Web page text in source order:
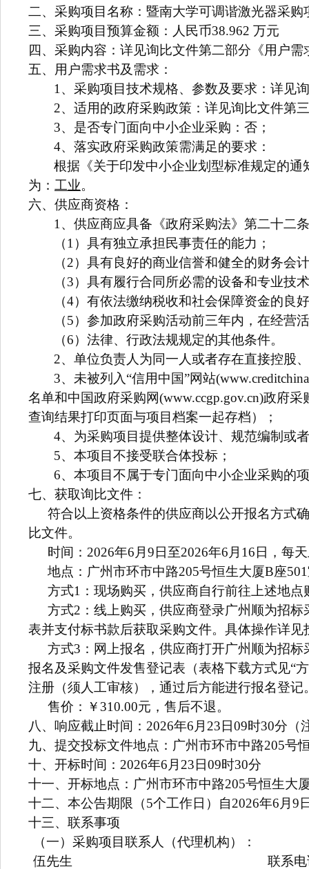
二、采购项目名称： 暨南大学可调谐激光器采购
三、采购项目预算金额：人民币38.962 万元
四、采购内容：详见询比文件第二部分《用户
五、用户需求书及需求：
1 、采购项目技术规格、参数及要求：详见
2、 适用的政府采购政策： 详见询比文件第
3、是否专门面向中小企业采购：否；
4、落实政府采购政策需满足的要求：
根据《关于印发中小企业划型标准规定的
为： 工业。
六、供应商资格：
1、供应商应具备《政府采购法》第二十二
（1）具有独立承担民事责任的能力；
（2）具有良好的商业信誉和健全的财务会
（3）具有履行合同所必需的设备和专业技
（4）有依法缴纳税收和社会保障资金的良
（5）参加政府采购活动前三年内，在经营
（6）法律、行政法规规定的其他条件。
2、单位负责人为同一人或者存在直接控股
3、未被列入“信用中国”网站
名单和中国政府采购网(www.ccgp.gov.cn)政府
查询结果打印页面与项目档案一起存档）；
4、为采购项目提供整体设计、规范编制或
5、本项目不接受联合体投标；
6、本项目 不属于专门面向中小企业采购的
七、 获取询比文件：
符合以上资格条件的供应商以公开报名方式
比文件。
时间： 2026年6月9日至2026年6月16日 ，每
地点：广州市环市中路205号恒生大厦B座
方式1：现场购买，供应商自行前往上述地点
方式2：线上购买，供应商登录广州顺为招
表并支付标书款后获取采购文件。具体操作详
方式3：网上报名，供应商打开广州顺为招标
报名及采购文件发售登记表（表格下载方式见“
注册（须人工审核），通过后方能进行报名登记
售价：￥310.00元，售后不退。
八、响应截止时间：2026年6月23日09时30分
九、提交投标文件地点：广州市环市中路205号
十、开标时间：2026年6月23日09时30分
十一、开标地点：广州市环市中路205号恒生大
十二、本公告期限（5个工作日）自2026年6月9
十三、联系事项
（一）采购项目联系人（代理机构）：
伍先生
联系电